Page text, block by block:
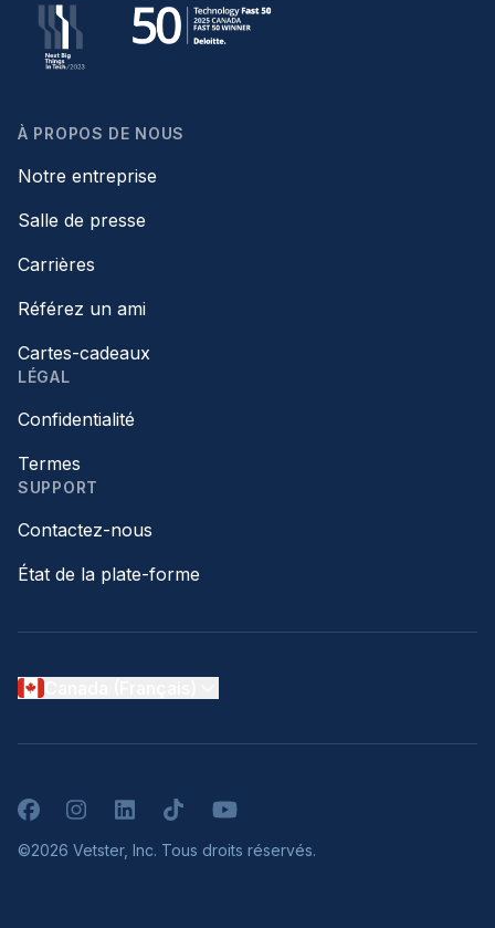
À PROPOS DE NOUS
Notre entreprise
Salle de presse
Carrières
Référez un ami
Cartes-cadeaux
LÉGAL
Confidentialité
Termes
SUPPORT
Contactez-nous
État de la plate-forme
FacebookInstagramLinkedInTikTokYouTube
©2026 Vetster, Inc. Tous droits réservés.